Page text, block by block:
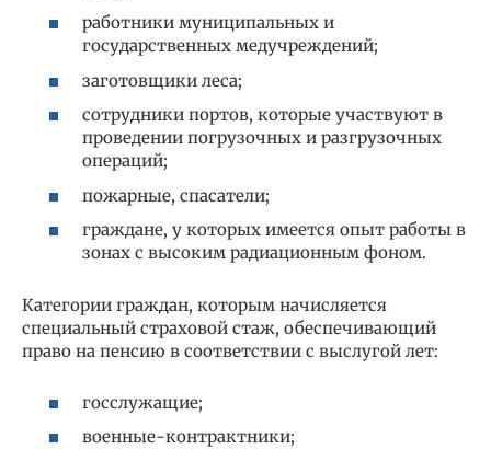
работники муниципальных и
государственных медучреждений;
заготовщики леса;
сотрудники портов, которые участвуют в
проведении погрузочных и разгрузочных
операций;
пожарные, спасатели;
граждане, у которых имеется опыт работы в
зонах с высоким радиационным фоном.
Категории граждан, которым начисляется
специальный страховой стаж, обеспечивающий
право на пенсию в соответствии с выслугой лет:
госслужащие;
военные-контрактники;